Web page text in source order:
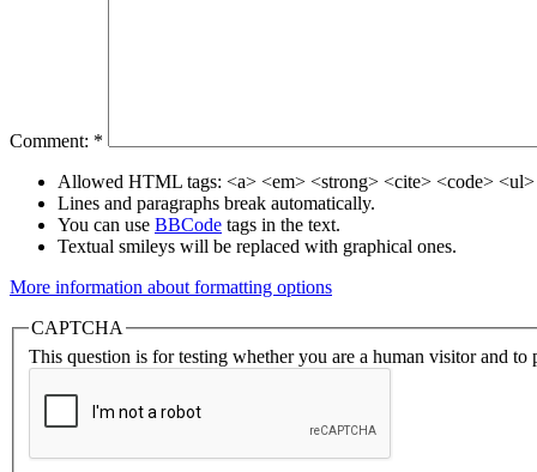
Comment: *
Allowed HTML tags: <a> <em> <strong> <cite> <code>
Lines and paragraphs break automatically.
You can use BBCode tags in the text.
Textual smileys will be replaced with graphical ones.
More information about formatting options
CAPTCHA
This question is for testing whether you are a human visitor and to